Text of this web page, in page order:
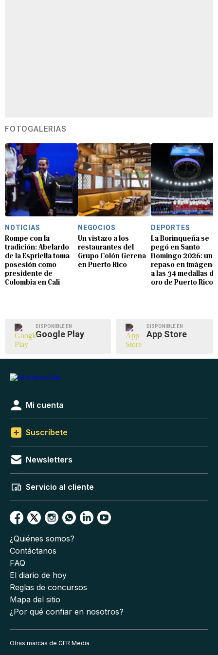
FOTOGALERÍAS
NOTICIAS
Rompe con la
tradición: Abelardo
de la Espriella toma
posesión como
presidente de
Colombia en Cali
NEGOCIOS
Un vistazo a los
restaurantes del
Grupo Colón Gerena
en Puerto Rico
DEPORTES
La Borinqueña se
pegó en Santo
Domingo 2026: un
repaso en
a las 34 medallas de
oro de Puerto Rico
DISPONIBLE EN
Google Play
DISPONIBLE EN
App Store
Mi cuenta
Suscríbete
Newsletters
Servicio al cliente
¿Quiénes somos?
Contáctanos
FAQ
El diario de hoy
Reglas de concursos
Mapa del sitio
¿Por qué confiar en nosotros?
Otras marcas de GFR Media